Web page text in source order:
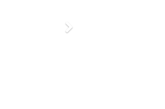
Siguiente